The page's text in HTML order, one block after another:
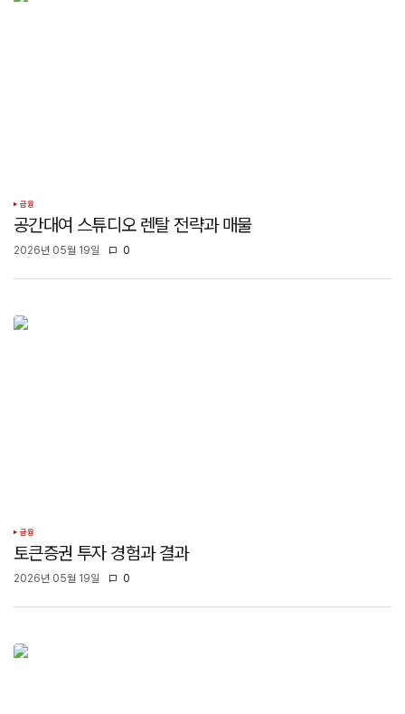
금융
공간대여 스튜디오 렌탈 전략과 매물
2026년 05월 19일 0
금융
토큰증권 투자 경험과 결과
2026년 05월 19일 0